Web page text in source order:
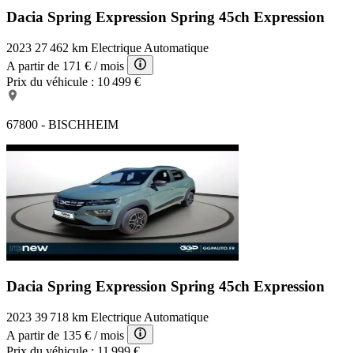
Dacia Spring Expression Spring 45ch Expression
2023 27 462 km Electrique Automatique
A partir de 171 € / mois
Prix du véhicule : 10 499 €
67800 - BISCHHEIM
Dacia Spring Expression Spring 45ch Expression
2023 39 718 km Electrique Automatique
A partir de 135 € / mois